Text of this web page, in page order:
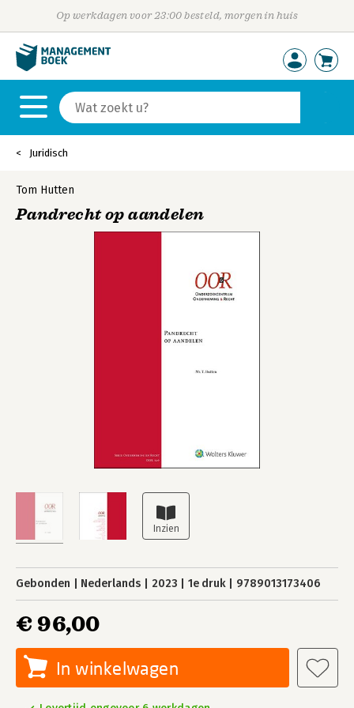
Op werkdagen voor 23:00 besteld, morgen in huis
Juridisch
Tom Hutten
Pandrecht op aandelen
Gebonden Nederlands 2023 1e druk 9789013173406
€ 96,00
In winkelwagen